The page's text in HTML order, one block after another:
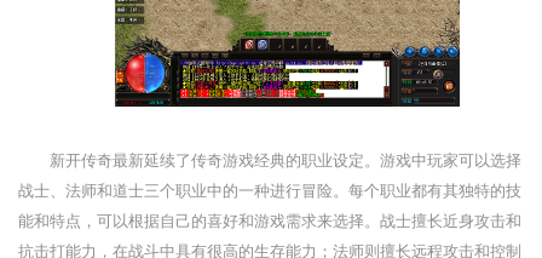
新开传奇最新延续了传奇游戏经典的职业设定。游戏中玩家可以选择
战士、法师和道士三个职业中的一种进行冒险。每个职业都有其独特的技
能和特点，可以根据自己的喜好和游戏需求来选择。战士擅长近身攻击和
抗击打能力，在战斗中具有很高的生存能力；法师则擅长远程攻击和控制